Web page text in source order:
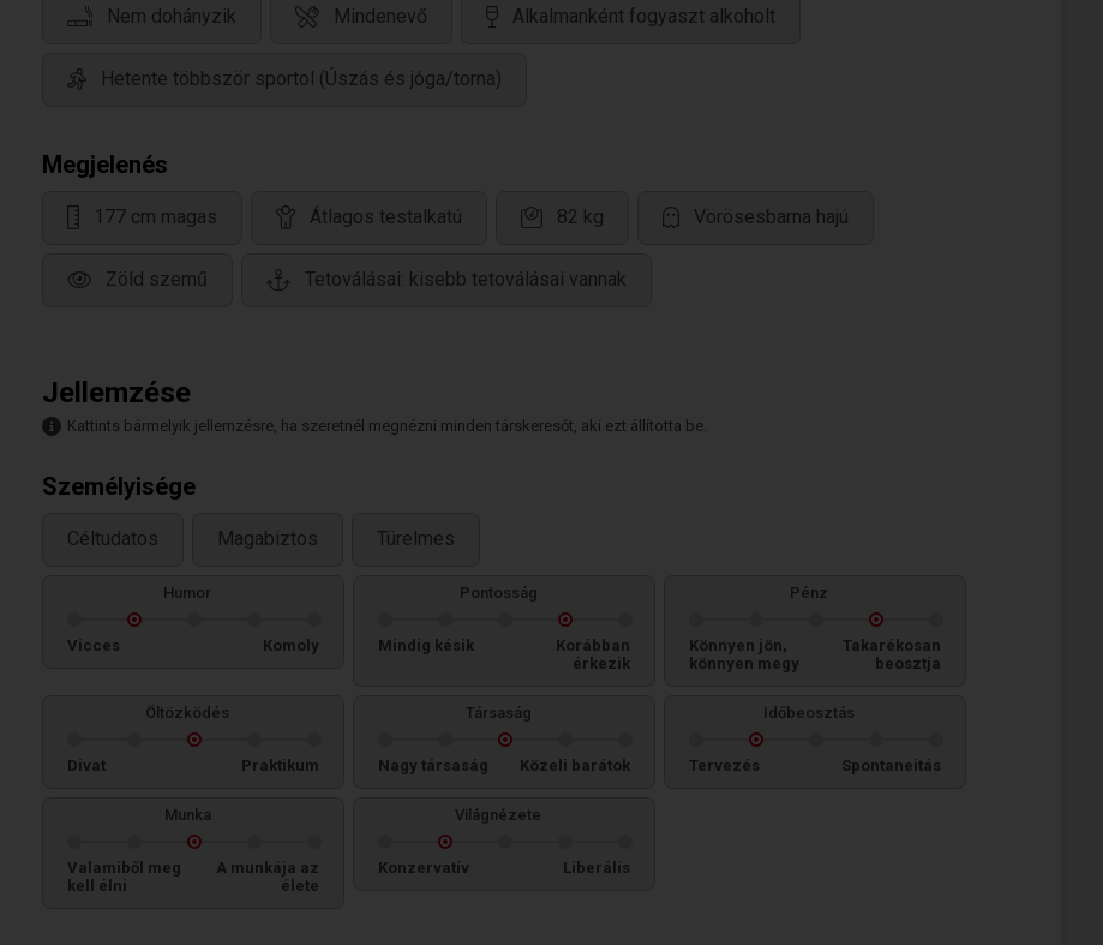
Nem dohányzik Mindenevő Alkalmanként fogyaszt alkoholt
Hetente többször sportol (Úszás és jóga/torna)
Megjelenés
177 cm magas Átlagos testalkatú 82 kg Vörösesbarna hajú
Zöld szemű Tetoválásai: kisebb tetoválásai vannak
Jellemzése
Kattints bármelyik jellemzésre, ha szeretnél megnézni minden társkeresőt, aki ezt állította be.
Személyisége
Céltudatos Magabiztos Türelmes
Humor
Vicces Komoly
Pontosság
Mindig késik
Korábban
érkezik
Pénz
Könnyen jön,
könnyen megy
Takarékosan
beosztja
Öltözködés
Divat Praktikum
Társaság
Nagy társaság Közeli barátok
Időbeosztás
Tervezés Spontaneitás
Munka
Valamiből meg
kell élni
A munkája az
élete
Világnézete
Konzervatív Liberális